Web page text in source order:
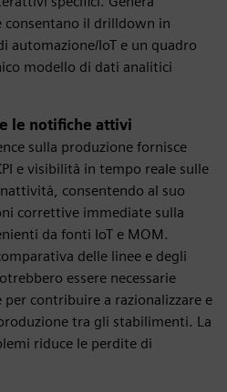
consentano il drilldown in
automazione/IoT e un quadro
modello di dati analitici
le notifiche attivi
sulla produzione fornisce
e visibilità in tempo reale sulle
consentendo al suo
correttive immediate sulla
da fonti IoT e MOM.
delle linee e degli
essere necessarie
contribuire a razionalizzare e
tra gli stabilimenti. La
riduce le perdite di